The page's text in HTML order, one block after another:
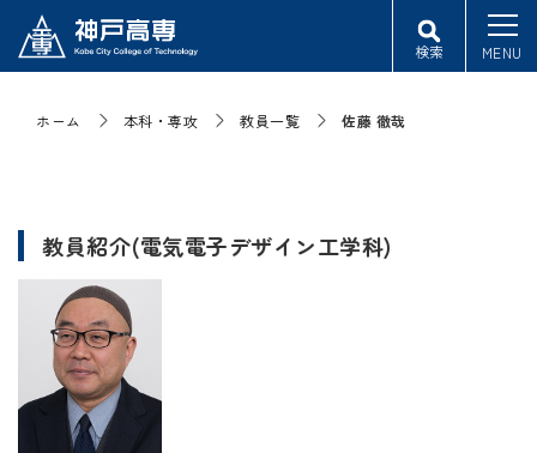
検索 MENU
ホーム 本科・専攻 教員一覧 佐藤 徹哉
教員紹介(電気電子デザイン工学科)